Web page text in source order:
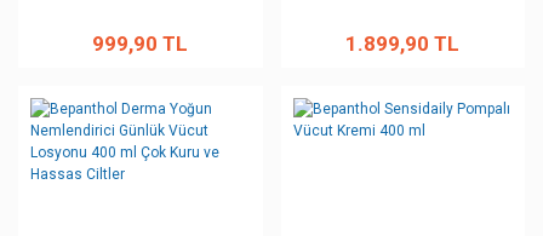
999,90 TL 1.899,90 TL